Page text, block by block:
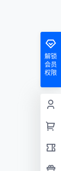
解锁
会员
权限